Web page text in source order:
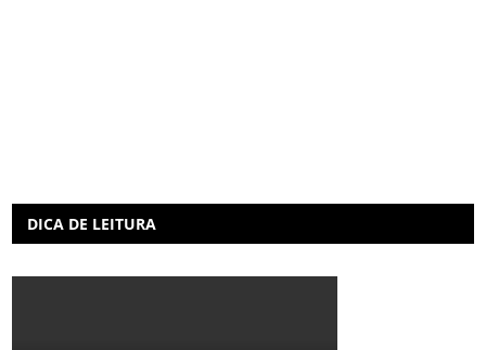
DICA DE LEITURA